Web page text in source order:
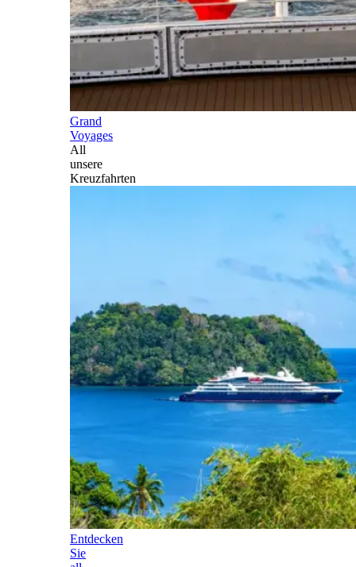
Grand
Voyages
All
unsere
Kreuzfahrten
Entdecken
Sie